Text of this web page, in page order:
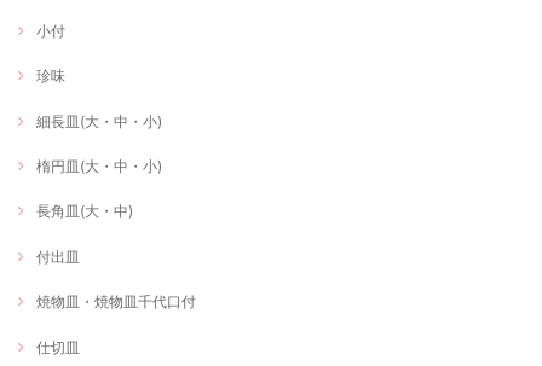
小付
珍味
細長皿(大・中・小)
楕円皿(大・中・小)
長角皿(大・中)
付出皿
焼物皿・焼物皿千代口付
仕切皿